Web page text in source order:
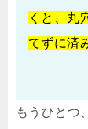
くと、丸
てずに済
もうひとつ